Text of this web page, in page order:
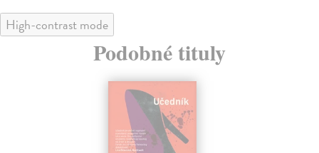
High-contrast mode
Podobné tituly